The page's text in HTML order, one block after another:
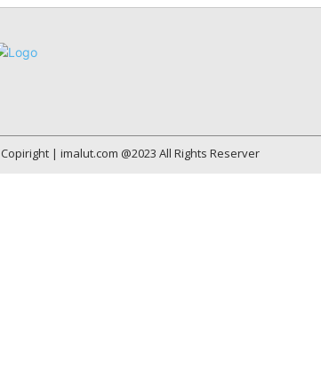
Copiright | imalut.com @2023 All Rights Reserver